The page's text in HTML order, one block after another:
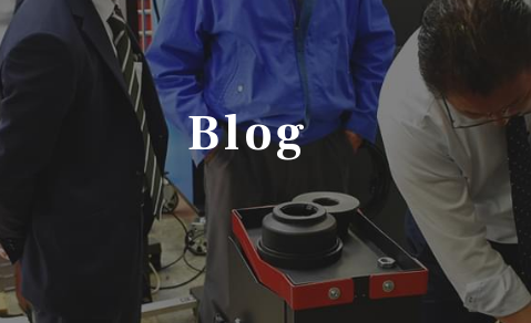
Blog